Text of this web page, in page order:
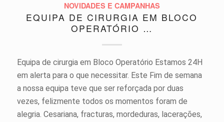
NOVIDADES E CAMPANHAS
EQUIPA DE CIRURGIA EM BLOCO
OPERATÓRIO …
Equipa de cirurgia em Bloco Operatório Estamos 24H
em alerta para o que necessitar. Este Fim de semana
a nossa equipa teve que ser reforçada por duas
vezes, felizmente todos os momentos foram de
alegria. Cesariana, fracturas, mordeduras, lacerações,